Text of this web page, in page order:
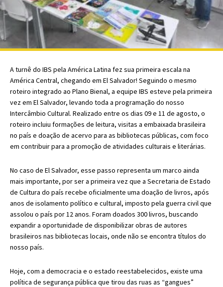
A turnê do IBS pela América Latina fez sua primeira escala na
América Central, chegando em El Salvador! Seguindo o mesmo
roteiro integrado ao Plano Bienal, a equipe IBS esteve pela primeira
vez em El Salvador, levando toda a programação do nosso
Intercâmbio Cultural. Realizado entre os dias 09 e 11 de agosto, o
roteiro incluiu formações de leitura, visitas a embaixada brasileira
no país e doação de acervo para as bibliotecas públicas, com foco
em contribuir para a promoção de atividades culturais e literárias.
No caso de El Salvador, esse passo representa um marco ainda
mais importante, por ser a primeira vez que a Secretaria de Estado
de Cultura do país recebe oficialmente uma doação de livros, após
anos de isolamento político e cultural, imposto pela guerra civil que
assolou o país por 12 anos. Foram doados 300 livros, buscando
expandir a oportunidade de disponibilizar obras de autores
brasileiros nas bibliotecas locais, onde não se encontra títulos do
nosso país.
Hoje, com a democracia e o estado reestabelecidos, existe uma
política de segurança pública que tirou das ruas as “gangues”